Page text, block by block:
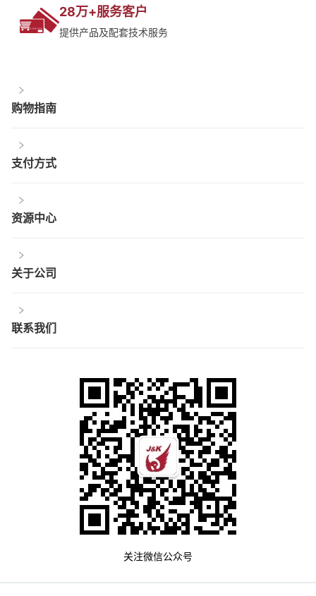
28万+服务客户
提供产品及配套技术服务
购物指南
支付方式
资源中心
关于公司
联系我们
关注微信公众号